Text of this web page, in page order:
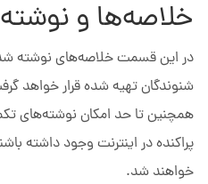
خلاصه‌ها و
در این قسمت خلاصه‌های نوشته
شنوندگان تهیه شده قرار خواهد
همچنین تا حد امکان نوشته‌های
پراکنده در اینترنت وجود داشته
خواهند شد.